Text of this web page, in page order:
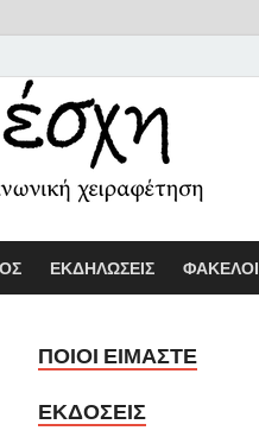
Λέσχη
ΕΚΔΗΛΩΣΕΙΣ ΦΑΚΕΛΟΙ
ΠΟΙΟΙ ΕΙΜΑΣΤΕ
ΕΚΔΟΣΕΙΣ